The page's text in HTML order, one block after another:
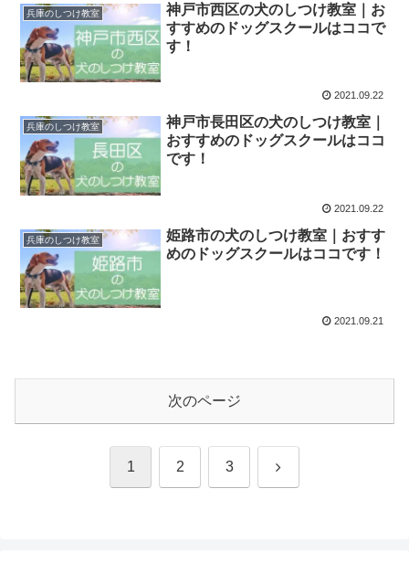
兵庫のしつけ教室
神戸市西区の犬のしつけ教室｜お
すすめのドッグスクールはココで
す！
2021.09.22
兵庫のしつけ教室
神戸市長田区の犬のしつけ教室｜
おすすめのドッグスクールはココ
です！
2021.09.22
兵庫のしつけ教室
姫路市の犬のしつけ教室｜おすす
めのドッグスクールはココです！
2021.09.21
次のページ
1 2 3 次